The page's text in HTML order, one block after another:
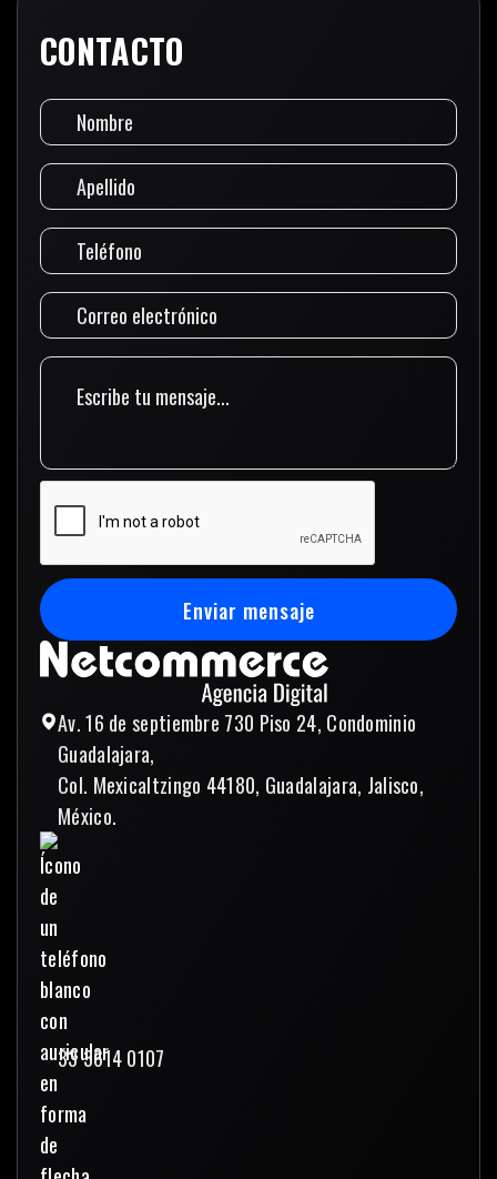
Av. 16 de septiembre 730 Piso 24, Condominio
Guadalajara,
Col. Mexicaltzingo 44180, Guadalajara, Jalisco,
México.
33 3614 0107
CONTACTO
Enviar mensaje
Enviar mensaje